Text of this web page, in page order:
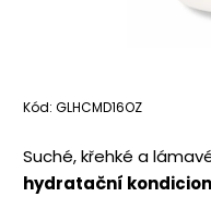
Kód: GLHCMD16OZ
Suché, křehké a
hydratační